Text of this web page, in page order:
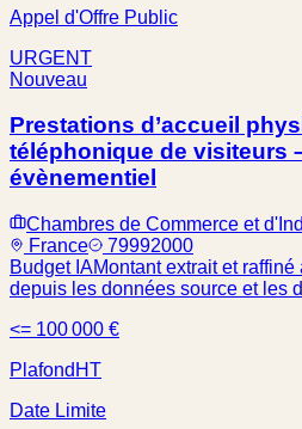
Appel d'Offre Public
URGENT
Nouveau
Prestations d’accueil
téléphonique de visiteurs
évènementiel
Chambres de Commerce et
France
79992000
Budget IAMontant extrait et
depuis les données source et les
<= 100 000 €
Plafond HT
Date Limite